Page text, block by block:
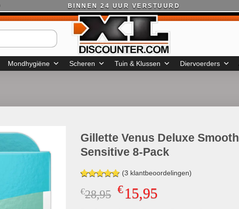
BINNEN 24 UUR VERSTUURD
Mondhygiëne Scheren Tuin & Klussen Diervoerders
Gillette Venus Deluxe Smooth
Sensitive 8-Pack
Gewaardeerd
5.00op 5
gebaseerd
(3 klantbeoordelingen)
€28,95 Oorspronkelijke
€15,95Huidige